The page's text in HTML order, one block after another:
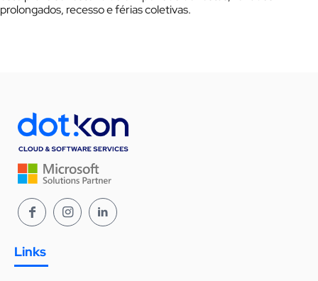
prolongados, recesso e férias coletivas.
Links